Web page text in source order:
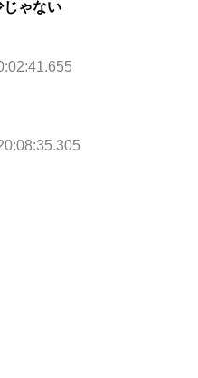
じゃない